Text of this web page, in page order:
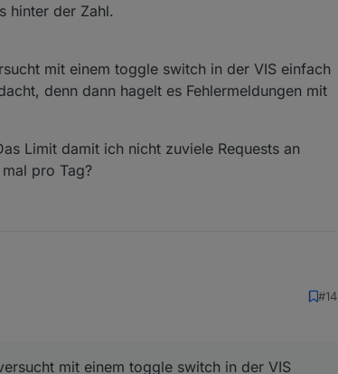
hinter der Zahl.
mit einem toggle switch in der VIS einfach
denn dann hagelt es Fehlermeldungen mit
Limit damit ich nicht zuviele Requests an
pro Tag?
auch auf reges Interesse von anderen Kia
#14
mit einem toggle switch in der VIS